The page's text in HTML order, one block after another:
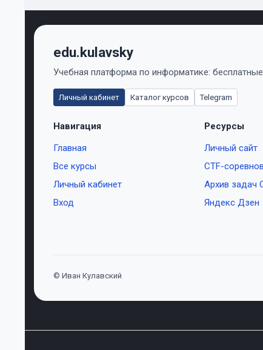
edu.kulavsky
Учебная платформа по информатике:
Личный кабинет Каталог курсов Telegram
Навигация
Главная
Все курсы
Личный кабинет
Вход
Ресурсы
Личный сайт
CTF-
Архив задач
Яндекс Дзен
© Иван Кулавский